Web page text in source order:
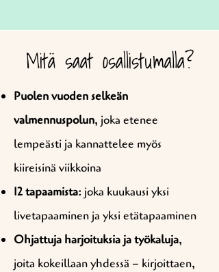
Mitä saat osallistumalla?
Puolen vuoden selkeän
valmennuspolun, joka etenee
lempeästi ja kannattelee myös
kiireisinä viikkoina
12 tapaamista: joka kuukausi yksi
livetapaaminen ja yksi etätapaaminen
Ohjattuja harjoituksia ja työkaluja,
joita kokeillaan yhdessä – kirjoittaen,